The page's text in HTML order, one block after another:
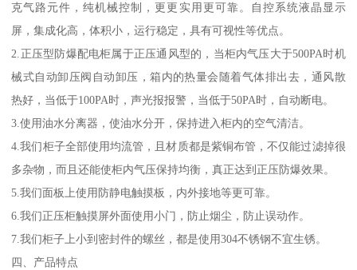
克气路元件，纯机械控制，更更实用更可靠。自控系统液晶显示
屏，集成化高，体积小，运行稳定，具有可视性等优点。
2.正压型防爆配电柜属于正压通风型的，当柜内气压大于500PA时机
械式自动卸压阀自动卸压，箱内的热量会随着气体排出去，通风散
热好，当低于100PA时，声光报报警，当低于50PA时，自动断电。
3.使用油水分离器，使油水分开，保持进入柜内的空气清洁。
4.我们柜子全部使用均流管，且材质都是紫铜布管，不仅能过滤掉很
多杂物，而且还能使柜内气压保持均衡，真正达到正压防爆效果。
5.我们面板上使用防静电触摸板，内外接地等更可靠。
6.我们正压柜触摸屏外面使用小门，防止烟尘，防止误动作。
7.我们柜子上小到密封件的螺丝，都是使用304不锈钢不宜生锈。
四、产品特点